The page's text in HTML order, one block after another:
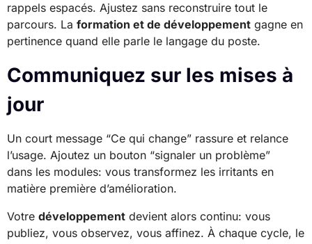
rappels espacés. Ajustez sans reconstruire tout le
parcours. La formation et de développement gagne en
pertinence quand elle parle le langage du poste.
Communiquez sur les mises à
jour
Un court message “Ce qui change” rassure et relance
l’usage. Ajoutez un bouton “signaler un problème”
dans les modules: vous transformez les irritants en
matière première d’amélioration.
Votre développement devient alors continu: vous
publiez, vous observez, vous affinez. À chaque cycle, le